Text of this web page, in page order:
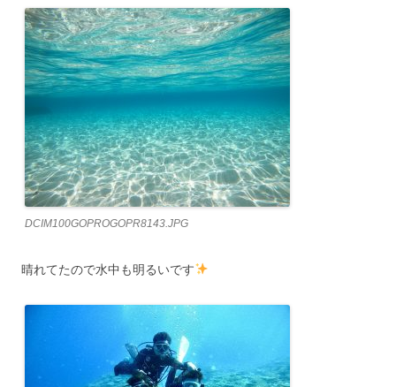
DCIM100GOPROGOPR8143.JPG
晴れてたので水中も明るいです